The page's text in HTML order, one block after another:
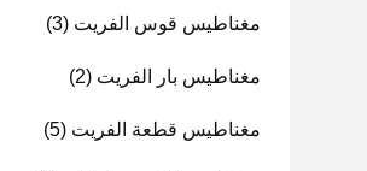
مغناطيس قوس الفريت (3)
مغناطيس بار الفريت (2)
مغناطيس قطعة الفريت (5)